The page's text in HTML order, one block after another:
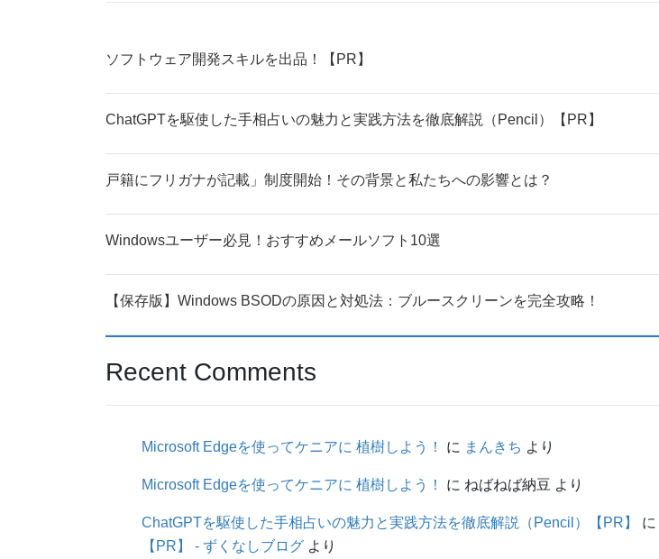
ソフトウェア開発スキルを出品！【PR】
ChatGPTを駆使した手相占いの魅力と実践方法を徹底解説（Pencil）【PR】
戸籍にフリガナが記載」制度開始！その背景と私たちへの影響とは？
Windowsユーザー必見！おすすめメールソフト10選
【保存版】Windows BSODの原因と対処法：ブルースクリーンを完全攻略！
Recent Comments
Microsoft Edgeを使ってケニアに 植樹しよう！ に まんきち より
Microsoft Edgeを使ってケニアに 植樹しよう！ に ねばねば納豆 より
ChatGPTを駆使した手相占いの魅力と実践方法を徹底解説（Pencil）【PR】 に
【PR】 - ずくなしブログ より